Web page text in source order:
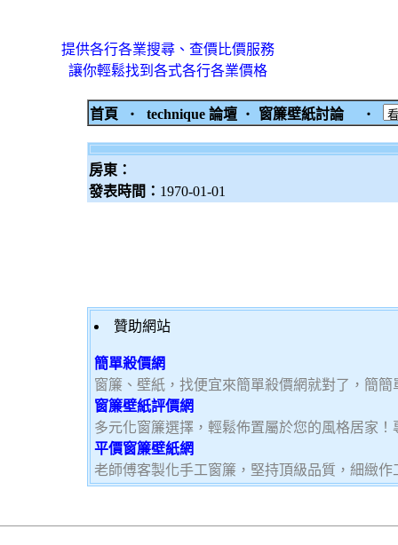
提供各行各業搜尋、查價比價服務
讓你輕鬆找到各式各行各業價格
首頁 ‧ technique 論壇 ‧ 窗簾壁紙討論 ‧
房東：
發表時間： 1970-01-01
贊助網站
簡單殺價網
窗簾、壁紙，找便宜來簡單殺價網就對了，簡
窗簾壁紙評價網
多元化窗簾選擇，輕鬆佈置屬於您的風格居家
平價窗簾壁紙網
老師傅客製化手工窗簾，堅持頂級品質，細緻